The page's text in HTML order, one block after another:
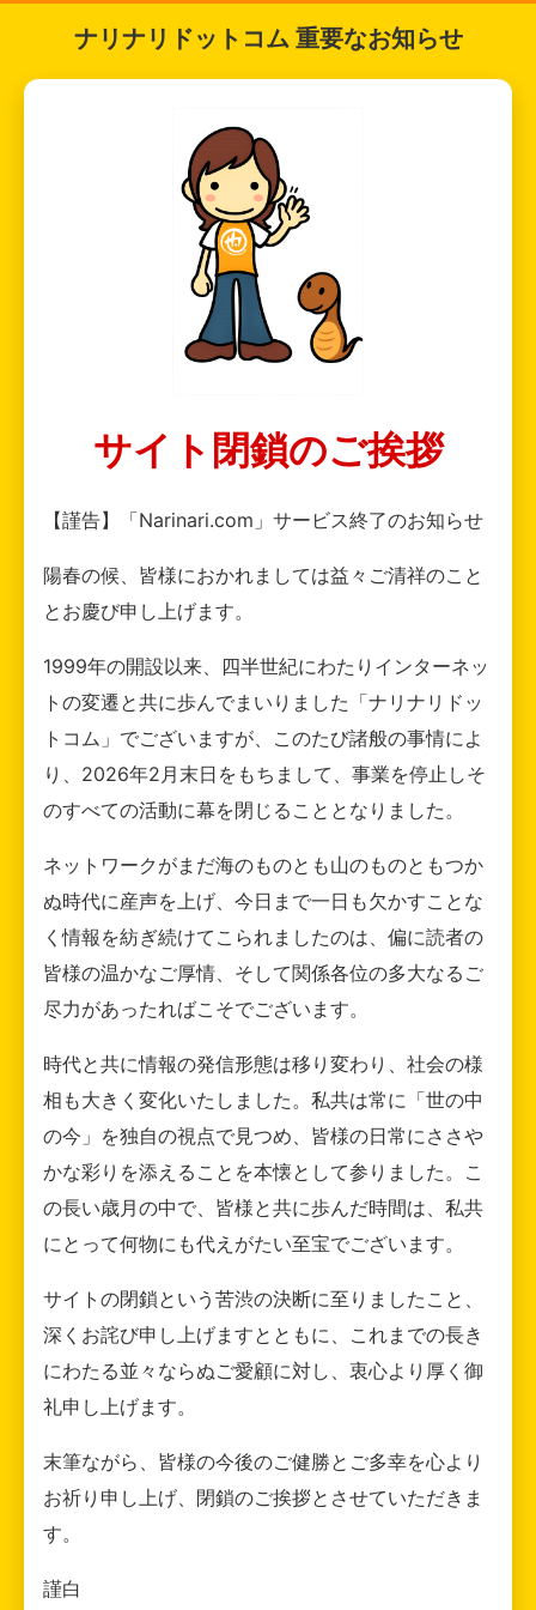
ナリナリドットコム 重要なお知らせ
サイト閉鎖のご挨拶
【謹告】「Narinari.com」サービス終了のお知らせ
陽春の候、皆様におかれましては益々ご清祥のこと
とお慶び申し上げます。
1999年の開設以来、四半世紀にわたりインターネッ
トの変遷と共に歩んでまいりました「ナリナリドッ
トコム」でございますが、このたび諸般の事情によ
り、2026年2月末日をもちまして、事業を停止しそ
のすべての活動に幕を閉じることとなりました。
ネットワークがまだ海のものとも山のものともつか
ぬ時代に産声を上げ、今日まで一日も欠かすことな
く情報を紡ぎ続けてこられましたのは、偏に読者の
皆様の温かなご厚情、そして関係各位の多大なるご
尽力があったればこそでございます。
時代と共に情報の発信形態は移り変わり、社会の様
相も大きく変化いたしました。私共は常に「世の中
の今」を独自の視点で見つめ、皆様の日常にささや
かな彩りを添えることを本懐として参りました。こ
の長い歳月の中で、皆様と共に歩んだ時間は、私共
にとって何物にも代えがたい至宝でございます。
サイトの閉鎖という苦渋の決断に至りましたこと、
深くお詫び申し上げますとともに、これまでの長き
にわたる並々ならぬご愛顧に対し、衷心より厚く御
礼申し上げます。
末筆ながら、皆様の今後のご健勝とご多幸を心より
お祈り申し上げ、閉鎖のご挨拶とさせていただきま
す。
謹白